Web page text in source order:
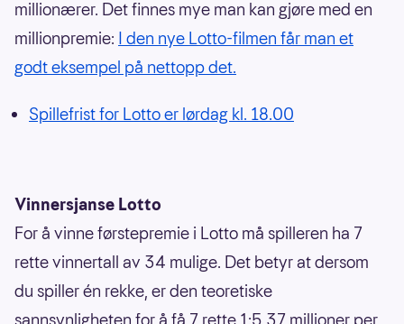
millionærer. Det finnes mye man kan gjøre med en
millionpremie: I den nye Lotto-filmen får man et
godt eksempel på nettopp det.
Spillefrist for Lotto er lørdag kl. 18.00
Vinnersjanse Lotto
For å vinne førstepremie i Lotto må spilleren ha 7
rette vinnertall av 34 mulige. Det betyr at dersom
du spiller én rekke, er den teoretiske